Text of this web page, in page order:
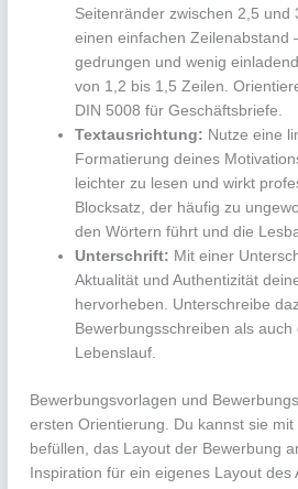
Seitenränder zwischen 2,5 und
einen einfachen Zeilenabstand
gedrungen und wenig
von 1,2 bis 1,5 Zeilen.
DIN 5008 für Geschäftsbriefe.
Textausrichtung: Nutze eine
Formatierung deines
leichter zu lesen und wirkt
Blocksatz, der häufig zu
den Wörtern führt und die
Unterschrift: Mit einer
Aktualität und Authentizität
hervorheben. Unterschreibe
Bewerbungsschreiben als
Lebenslauf.
Bewerbungsvorlagen und
ersten Orientierung. Du kannst sie
befüllen, das Layout der Bewerbung
Inspiration für ein eigenes Layout des